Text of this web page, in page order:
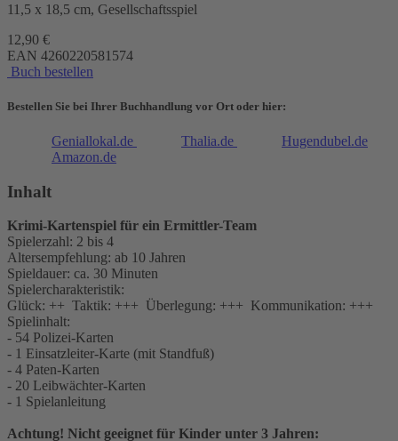
11,5 x 18,5 cm, Gesellschaftsspiel
12,90 €
EAN 4260220581574
Buch bestellen
Bestellen Sie bei Ihrer Buchhandlung vor Ort oder hier:
Geniallokal.de Thalia.de
Hugendubel.de
Amazon.de
Inhalt
Krimi-Kartenspiel für ein Ermittler-Team
Spielerzahl: 2 bis 4
Altersempfehlung: ab 10 Jahren
Spieldauer: ca. 30 Minuten
Spielercharakteristik:
Glück: ++ Taktik: +++ Überlegung: +++ Kommunikation: +++
Spielinhalt:
- 54 Polizei-Karten
- 1 Einsatzleiter-Karte (mit Standfuß)
- 4 Paten-Karten
- 20 Leibwächter-Karten
- 1 Spielanleitung
Achtung! Nicht geeignet für Kinder unter 3 Jahren: